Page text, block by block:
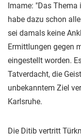
Imame: "Das
habe dazu schon
sei damals keine
Ermittlungen gegen
eingestellt worden.
Tatverdacht, die
unbekanntem Ziel
Karlsruhe.
Die Ditib vertritt